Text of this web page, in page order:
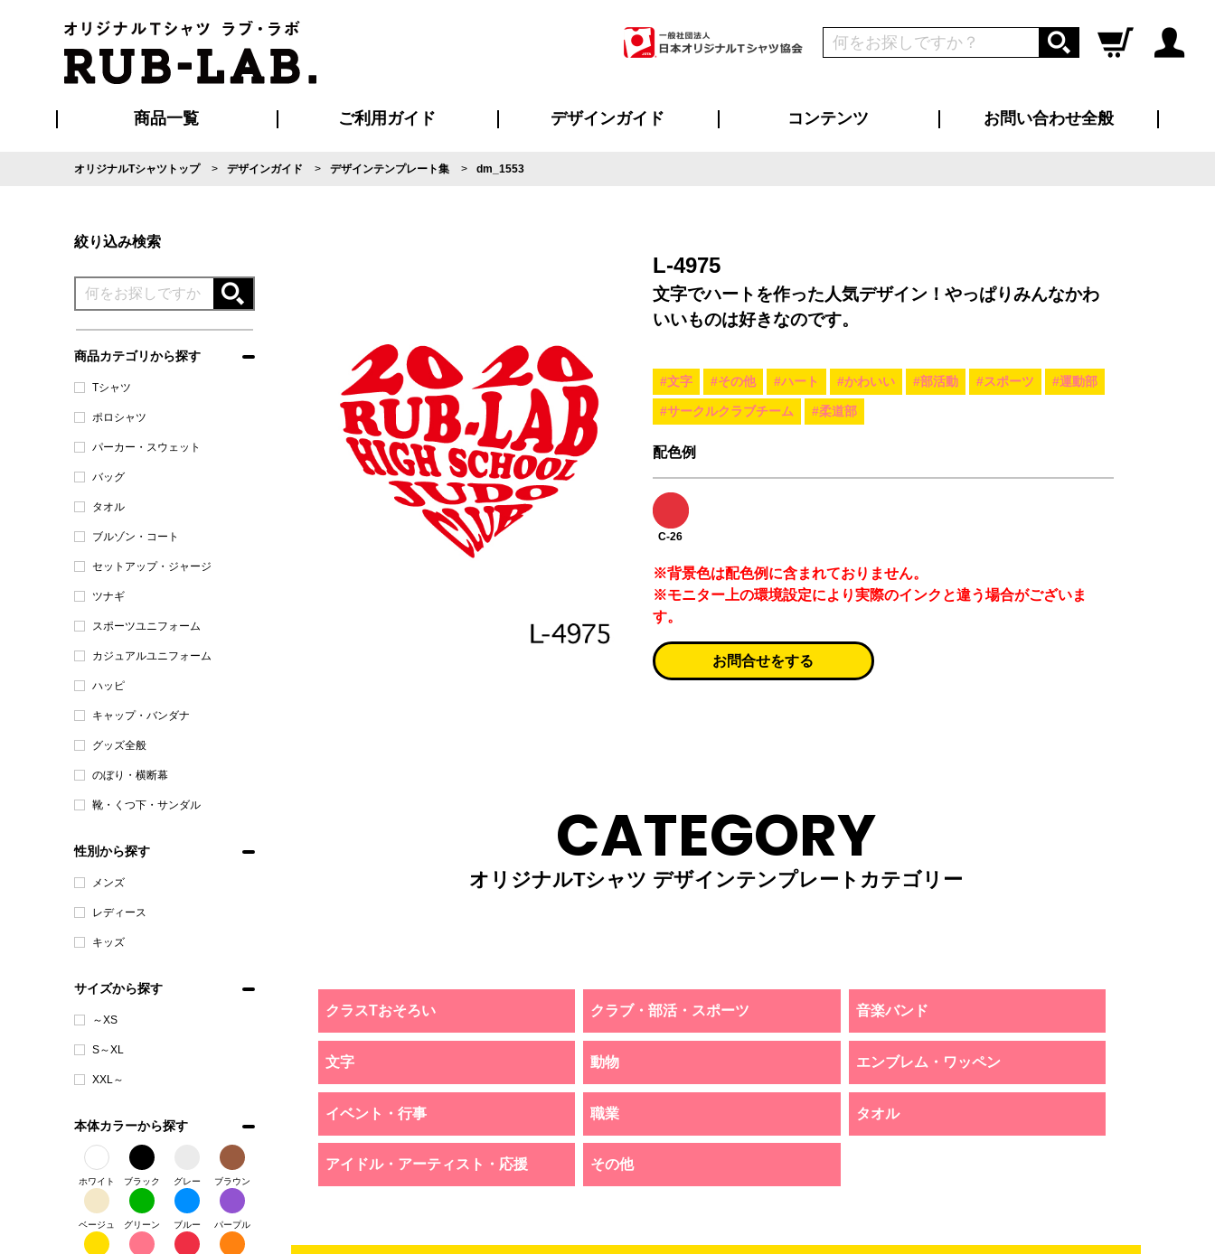
ログイン
商品一覧 ご利用ガイド
ご利用ガイド
はじめての方へ
再注文の方へ
お支払い方法について
割引まとめページ
発送・特急サービスについて
版の保管期限について
マイページ会員のメリット
よくあるご質問
デザインガイド コンテンツ お問い合わせ全般
オリジナルTシャツトップ デザインガイド デザインテンプレート集 dm_1553
絞り込み検索
商品カテゴリから探す
Tシャツ
ポロシャツ
パーカー・スウェット
バッグ
タオル
ブルゾン・コート
セットアップ・ジャージ
ツナギ
スポーツユニフォーム
カジュアルユニフォーム
ハッピ
キャップ・バンダナ
グッズ全般
のぼり・横断幕
靴・くつ下・サンダル
性別から探す
メンズ
レディース
キッズ
サイズから探す
～XS
S～XL
XXL～
本体カラーから探す
ホワイト ブラック グレー ブラウン
ベージュ グリーン ブルー パープル
L-4975
文字でハートを作った人気デザイン！やっぱりみんなかわ
いいものは好きなのです。
#文字 #その他 #ハート #かわいい #部活動 #スポーツ #運動部
#サークルクラブチーム #柔道部
配色例
C-26
※背景色は配色例に含まれておりません。
※モニター上の環境設定により実際のインクと違う場合がございま
す。
お問合せをする
CATEGORY
オリジナルTシャツ デザインテンプレートカテゴリー
クラスTおそろい クラブ・部活・スポーツ 音楽バンド
文字 動物 エンブレム・ワッペン
イベント・行事 職業 タオル
アイドル・アーティスト・応援 その他